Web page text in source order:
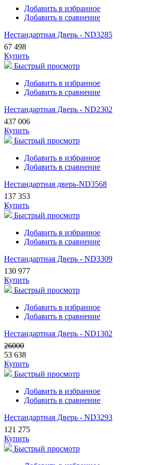
Добавить в избранное
Добавить в сравнение
Нестандартная Дверь - ND3285
67 498
Купить
Быстрый просмотр
Добавить в избранное
Добавить в сравнение
Нестандартная Дверь - ND2302
437 006
Купить
Быстрый просмотр
Добавить в избранное
Добавить в сравнение
Нестандартная дверь-ND3568
137 353
Купить
Быстрый просмотр
Добавить в избранное
Добавить в сравнение
Нестандартная Дверь - ND3309
130 977
Купить
Быстрый просмотр
Добавить в избранное
Добавить в сравнение
Нестандартная Дверь - ND1302
26000
53 638
Купить
Быстрый просмотр
Добавить в избранное
Добавить в сравнение
Нестандартная Дверь - ND3293
121 275
Купить
Быстрый просмотр